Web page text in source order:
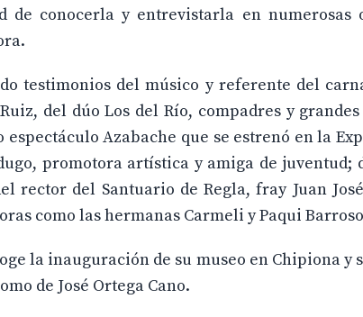
de conocerla y entrevistarla en numerosas
testimonios del músico y referente del
del dúo Los del Río, compadres y
Azabache que se estrenó en la
promotora artística y amiga de juventud;
rector del Santuario de Regla, fray Juan
como las hermanas Carmeli y Paqui
la inauguración de su museo en Chipiona
de José Ortega Cano.